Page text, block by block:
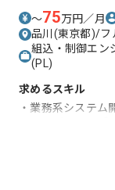
〜75万円／月
品川(東京都)/フ
組込・制御エン
(PL)
求めるスキル
・業務系システム